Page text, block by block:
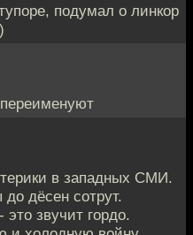
подумал о линкор
переименуют
в западных СМИ.
дёсен сотрут.
звучит гордо.